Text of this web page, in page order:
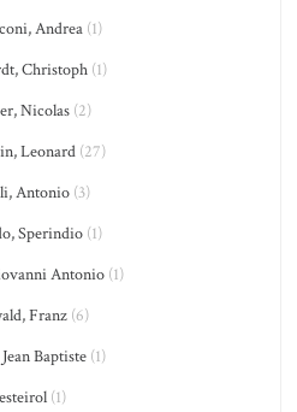
Andrea(1)
Christoph (1)
Nicolas (2)
Leonard(27)
Antonio (3)
Sperindio(1)
Antonio(1)
Franz(6)
Baptiste(1)
(1)